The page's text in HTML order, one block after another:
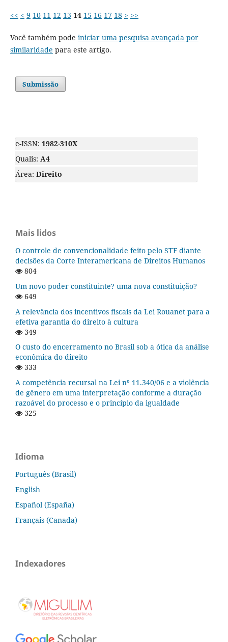
<< < 9 10 11 12 13 14 15 16 17 18 > >>
Você também pode iniciar uma pesquisa avançada por
similaridade para este artigo.
Submissão
e-ISSN: 1982-310X
Qualis: A4
Área: Direito
Mais lidos
O controle de convencionalidade feito pelo STF diante
decisões da Corte Interamericana de Direitos Humanos
804
Um novo poder constituinte? uma nova constituição?
649
A relevância dos incentivos fiscais da Lei Rouanet para a
efetiva garantia do direito à cultura
349
O custo do encerramento no Brasil sob a ótica da análise
econômica do direito
333
A competência recursal na Lei nº 11.340/06 e a violência
de gênero em uma interpretação conforme a duração
razoável do processo e o princípio da igualdade
325
Idioma
Português (Brasil)
English
Español (España)
Français (Canada)
Indexadores